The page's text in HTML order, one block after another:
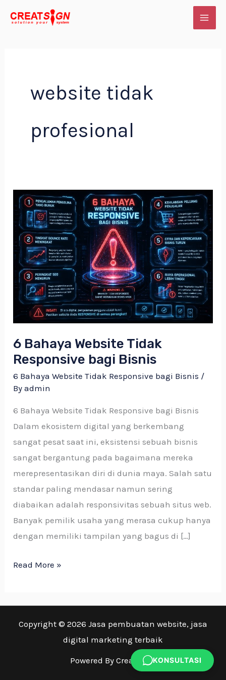
website tidak
profesional
6 Bahaya Website Tidak
Responsive bagi Bisnis
6 Bahaya Website Tidak Responsive bagi Bisnis /
Byadmin
6 Bahaya Website Tidak Responsive bagi Bisnis
Dalam ekosistem digital yang berkembang
sangat pesat saat ini, eksistensi sebuah bisnis
sangat bergantung pada bagaimana mereka
merepresentasikan diri di dunia maya. Salah satu
standar paling mendasar namun sering
diabaikan adalah responsivitas sebuah situs web.
Banyak pemilik usaha yang merasa cukup hanya
dengan memiliki tampilan yang bagus di […]
Bahaya
Website
Tidak
Responsive
bagi
Bisnis
Read More »
Copyright © 2026 Jasa pembuatan website, jasa
digital marketing terbaik
Powered By Creatsign.KONSULTASI